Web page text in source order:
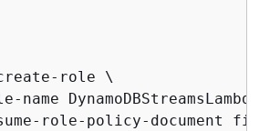
role \
name
role-policy-document